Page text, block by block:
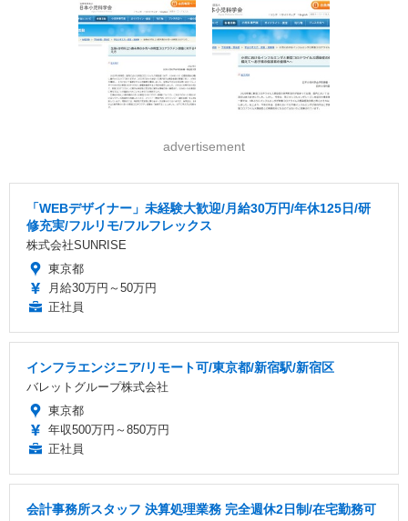
advertisement
「WEBデザイナー」未経験大歓迎/月給30万円/年休125日/研
修充実/フルリモ/フルフレックス
株式会社SUNRISE
東京都
月給30万円～50万円
正社員
インフラエンジニア/リモート可/東京都/新宿駅/新宿区
バレットグループ株式会社
東京都
年収500万円～850万円
正社員
会計事務所スタッフ 決算処理業務 完全週休2日制/在宅勤務可